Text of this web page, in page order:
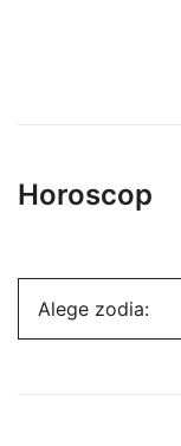
Horoscop